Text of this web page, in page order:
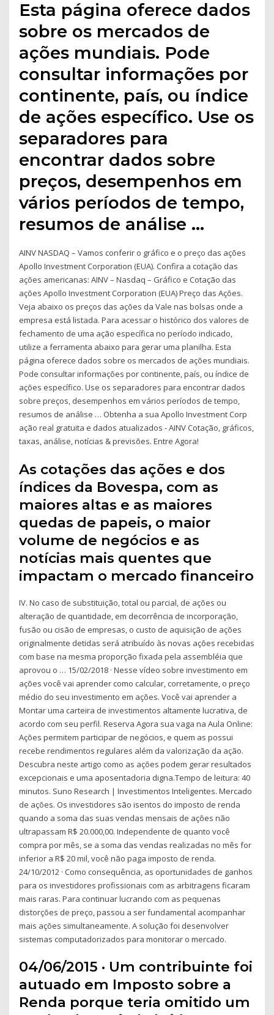
Esta página oferece dados
sobre os mercados de
ações mundiais. Pode
consultar informações por
continente, país, ou índice
de ações específico. Use os
separadores para
encontrar dados sobre
preços, desempenhos em
vários períodos de tempo,
resumos de análise …
AINV NASDAQ – Vamos conferir o gráfico e o preço das ações
Apollo Investment Corporation (EUA). Confira a cotação das
ações americanas: AINV – Nasdaq – Gráfico e Cotação das
ações Apollo Investment Corporation (EUA) Preço das Ações.
Veja abaixo os preços das ações da Vale nas bolsas onde a
empresa está listada. Para acessar o histórico dos valores de
fechamento de uma ação específica no período indicado,
utilize a ferramenta abaixo para gerar uma planilha. Esta
página oferece dados sobre os mercados de ações mundiais.
Pode consultar informações por continente, país, ou índice de
ações específico. Use os separadores para encontrar dados
sobre preços, desempenhos em vários períodos de tempo,
resumos de análise … Obtenha a sua Apollo Investment Corp
ação real gratuita e dados atualizados - AINV Cotação, gráficos,
taxas, análise, notícias & previsões. Entre Agora!
As cotações das ações e dos
índices da Bovespa, com as
maiores altas e as maiores
quedas de papeis, o maior
volume de negócios e as
notícias mais quentes que
impactam o mercado financeiro
IV. No caso de substituição, total ou parcial, de ações ou
alteração de quantidade, em decorrência de incorporação,
fusão ou cisão de empresas, o custo de aquisição de ações
originalmente detidas será atribuído às novas ações recebidas
com base na mesma proporção fixada pela assembléia que
aprovou o … 15/02/2018 · Nesse vídeo sobre investimento em
ações você vai aprender como calcular, corretamente, o preço
médio do seu investimento em ações. Você vai aprender a
Montar uma carteira de investimentos altamente lucrativa, de
acordo com seu perfil. Reserva Agora sua vaga na Aula Online:
Ações permitem participar de negócios, e quem as possui
recebe rendimentos regulares além da valorização da ação.
Descubra neste artigo como as ações podem gerar resultados
excepcionais e uma aposentadoria digna.Tempo de leitura: 40
minutos. Suno Research | Investimentos Inteligentes. Mercado
de ações. Os investidores são isentos do imposto de renda
quando a soma das suas vendas mensais de ações não
ultrapassam R$ 20.000,00. Independente de quanto você
compra por mês, se a soma das vendas realizadas no mês for
inferior a R$ 20 mil, você não paga imposto de renda.
24/10/2012 · Como consequência, as oportunidades de ganhos
para os investidores profissionais com as arbitragens ficaram
mais raras. Para continuar lucrando com as pequenas
distorções de preço, passou a ser fundamental acompanhar
mais ações simultaneamente. A solução foi desenvolver
sistemas computadorizados para monitorar o mercado.
04/06/2015 · Um contribuinte foi
autuado em Imposto sobre a
Renda porque teria omitido um